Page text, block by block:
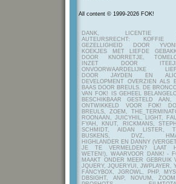
All content © 1999-2026 FOK!
DANK, LICENTIE
AUTEURSRECHT: KOFFIE
GEZELLIGHEID DOOR
KOEKJES MET LIEFDE
DOOR KNORRETJE,
INZET DOOR
ONVOORWAARDELIJKE
DOOR JAYDEN EN
DEVELOPMENT OVERZIEN ALS
BAAS DOOR BREULS. DE
VAN FOK! IS GEHEEL
BESCHIKBAAR GESTELD AAN,
ONTWIKKELD VOOR FOK!
BREULS, ZOEM,
ROONAAN, JUICYHIL, LIGHT,
FYAH, KNUT, RICKMANS,
SCHMIDT, AIDAN LISTER,
BUSKENS, DVZ,
HIGHLANDER EN DANNY
JE TE VERMELDEN? LAAT
WETEN!), WAARVOOR DANK! -
MAAKT ONDER MEER GEBRUIK
JQUERY, JQUERYUI, JWPLAYER,
FANCYBOX, JGROWL, PHP,
DBSIGHT, ANP, NOVUM,